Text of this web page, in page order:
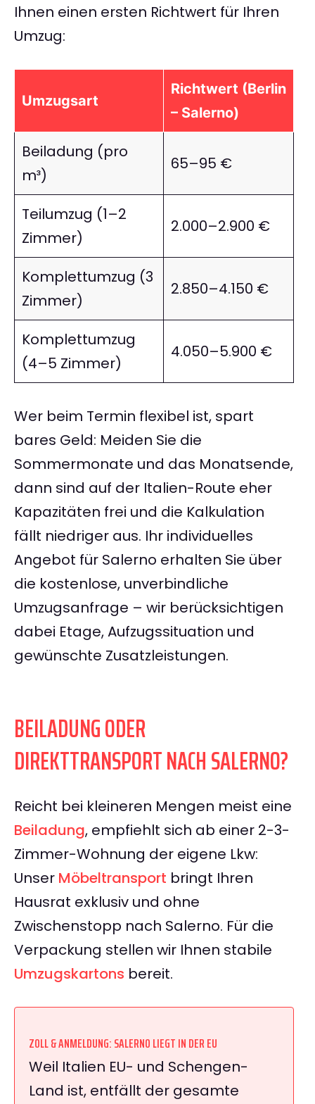
Ihnen einen ersten Richtwert für Ihren
Umzug:
Umzugsart
Richtwert (Berlin
– Salerno)
Beiladung (pro
m³)
65–95 €
Teilumzug (1–2
Zimmer)
2.000–2.900 €
Komplettumzug (3
Zimmer)
2.850–4.150 €
Komplettumzug
(4–5 Zimmer)
4.050–5.900 €
Wer beim Termin flexibel ist, spart
bares Geld: Meiden Sie die
Sommermonate und das Monatsende,
dann sind auf der Italien-Route eher
Kapazitäten frei und die Kalkulation
fällt niedriger aus. Ihr individuelles
Angebot für Salerno erhalten Sie über
die kostenlose, unverbindliche
Umzugsanfrage – wir berücksichtigen
dabei Etage, Aufzugssituation und
gewünschte Zusatzleistungen.
BEILADUNG ODER
DIREKTTRANSPORT NACH SALERNO?
Reicht bei kleineren Mengen meist eine
Beiladung, empfiehlt sich ab einer 2-3-
Zimmer-Wohnung der eigene Lkw:
Unser Möbeltransport bringt Ihren
Hausrat exklusiv und ohne
Zwischenstopp nach Salerno. Für die
Verpackung stellen wir Ihnen stabile
Umzugskartons bereit.
ZOLL & ANMELDUNG: SALERNO LIEGT IN DER EU
Weil Italien EU- und Schengen-
Land ist, entfällt der gesamte